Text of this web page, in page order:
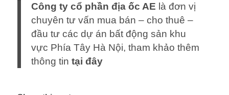
Công ty cổ phần địa ốc AE là đơn vị
chuyên tư vấn mua bán – cho thuê –
đầu tư các dự án bất động sản khu
vực Phía Tây Hà Nội, tham khảo thêm
thông tin tại đây